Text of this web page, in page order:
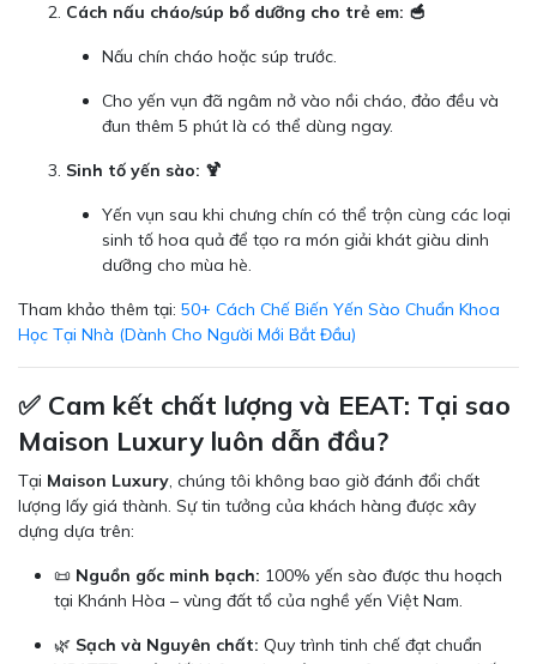
Cách nấu cháo/súp bổ dưỡng cho trẻ em: 🥣
Nấu chín cháo hoặc súp trước.
Cho yến vụn đã ngâm nở vào nồi cháo, đảo đều và
đun thêm 5 phút là có thể dùng ngay.
Sinh tố yến sào: 🍹
Yến vụn sau khi chưng chín có thể trộn cùng các loại
sinh tố hoa quả để tạo ra món giải khát giàu dinh
dưỡng cho mùa hè.
Tham khảo thêm tại: 50+ Cách Chế Biến Yến Sào Chuẩn Khoa
Học Tại Nhà (Dành Cho Người Mới Bắt Đầu)
✅ Cam kết chất lượng và EEAT: Tại sao
Maison Luxury luôn dẫn đầu?
Tại Maison Luxury, chúng tôi không bao giờ đánh đổi chất
lượng lấy giá thành. Sự tin tưởng của khách hàng được xây
dựng dựa trên:
📜 Nguồn gốc minh bạch: 100% yến sào được thu hoạch
tại Khánh Hòa – vùng đất tổ của nghề yến Việt Nam.
🌿 Sạch và Nguyên chất: Quy trình tinh chế đạt chuẩn